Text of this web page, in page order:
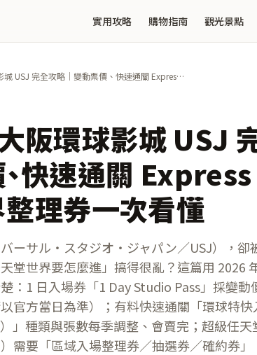
實用攻略 購物指南 觀光景點
城 USJ 完全攻略｜變動票價、快速通關 Express
大阪環球影城 USJ
快速通關
理券一次看懂
ーサル・スタジオ・ジャパン／USJ），卻
堂世界要怎麼進」搞得很亂？這篇用 2026
：1 日入場券「1 Day Studio Pass」採變動
官方當日為準）；有料快速通關「環球特
」種類與張數每季調整、會賣完；超級任天
需要「區域入場整理券／抽選券／確約券」